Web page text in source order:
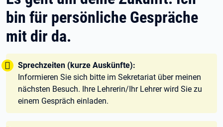
bin für persönliche Gespräche
mit dir da.
Tipp:
Sprechzeiten (kurze Auskünfte):
Informieren Sie sich bitte im Sekretariat über meinen
nächsten Besuch. Ihre Lehrerin/Ihr Lehrer wird Sie zu
einem Gespräch einladen.